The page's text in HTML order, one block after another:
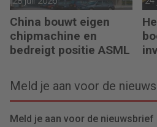
China bouwt eigen
chipmachine en
bedreigt positie ASML
Meld je aan voor de
Meld je aan voor de nieuwsbrief